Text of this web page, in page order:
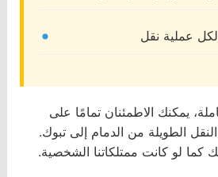
عملية نقل
يمكنك الاطمئنان تمامًا على
الطويلة من الدمام إلى تبوك.
كما لو كانت ممتلكاتنا الشخصية.